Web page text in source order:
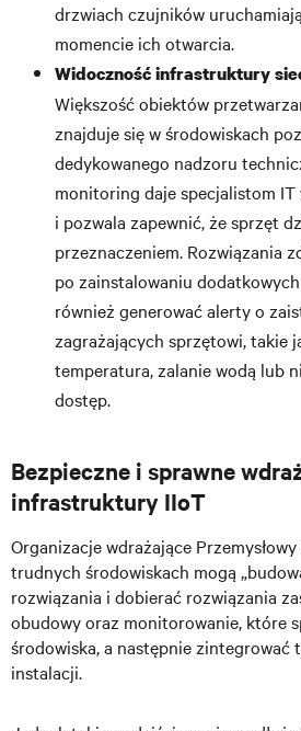
drzwiach czujników
momencie ich otwarcia.
Widocznośćinfrastruktury
Większość obiektów
znajduje się w środowiskach
dedykowanego nadzoru
monitoring daje specjalistom
i pozwala zapewnić, że sprzęt
przeznaczeniem. Rozwiązania
po zainstalowaniu
również generować alerty o
zagrażających sprzętowi, takie
temperatura, zalanie wodą lub
dostęp.
Bezpieczne i sprawne
infrastruktury IIoT
Organizacje wdrażające
trudnych środowiskach mogą
rozwiązania i dobierać rozwiązania
obudowy oraz monitorowanie, które
środowiska, a następnie zintegrować
instalacji.